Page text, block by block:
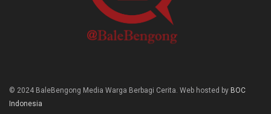
© 2024 BaleBengong Media Warga Berbagi Cerita. Web hosted by BOC
Indonesia